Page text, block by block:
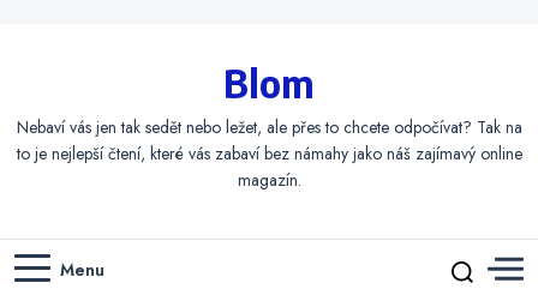
Blom
Nebaví vás jen tak sedět nebo ležet, ale přes to chcete odpočívat? Tak na
to je nejlepší čtení, které vás zabaví bez námahy jako náš zajímavý online
magazín.
Menu